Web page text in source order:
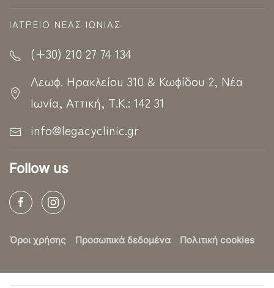
ΙΑΤΡΕΊΟ ΝΈΑΣ ΙΩΝΊΑΣ
(+30) 210 27 74 134
Λεωφ. Ηρακλείου 310 & Κωφίδου 2, Νέα
Ιωνία, Αττική, Τ.Κ.: 142 31
info@legacyclinic.gr
Follow us
Όροι χρήσης Προσωπικά δεδομένα Πολιτική cookies